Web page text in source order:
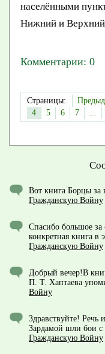
населёнными
Нижний и Верхний
Комментарии: 0
Страницы:
4
5 6 7
Вот книга Борцы за
Гражданскую Войну
Спасибо большое за
конкретная книга в
Гражданскую Войну
Добрый вечер!В
П. Т. Хаптаева
Войну
Здравствуйте! Речь
Зардамой шли бои с
Гражданскую Войну